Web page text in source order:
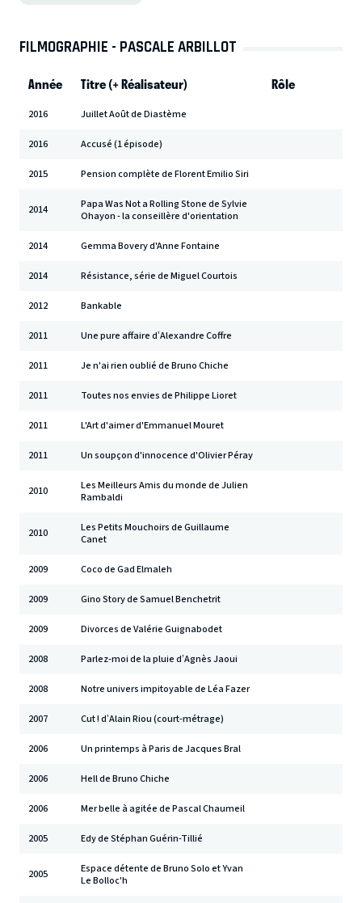
FILMOGRAPHIE - PASCALE ARBILLOT
Année Titre (+ Réalisateur) Rôle
2016 Juillet Août de Diastème
2016 Accusé (1 épisode)
2015 Pension complète de Florent Emilio Siri
2014
Papa Was Not a Rolling Stone de Sylvie
Ohayon - la conseillère d'orientation
2014 Gemma Bovery d'Anne Fontaine
2014 Résistance, série de Miguel Courtois
2012 Bankable
2011 Une pure affaire d’Alexandre Coffre
2011 Je n'ai rien oublié de Bruno Chiche
2011 Toutes nos envies de Philippe Lioret
2011 L'Art d'aimer d'Emmanuel Mouret
2011 Un soupçon d'innocence d'Olivier Péray
2010
Les Meilleurs Amis du monde de Julien
Rambaldi
2010
Les Petits Mouchoirs de Guillaume
Canet
2009 Coco de Gad Elmaleh
2009 Gino Story de Samuel Benchetrit
2009 Divorces de Valérie Guignabodet
2008 Parlez-moi de la pluie d’Agnès Jaoui
2008 Notre univers impitoyable de Léa Fazer
2007 Cut ! d’Alain Riou (court-métrage)
2006 Un printemps à Paris de Jacques Bral
2006 Hell de Bruno Chiche
2006 Mer belle à agitée de Pascal Chaumeil
2005 Edy de Stéphan Guérin-Tillié
2005
Espace détente de Bruno Solo et Yvan
Le Bolloc'h